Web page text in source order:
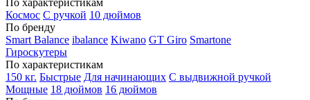
По характеристикам
Космос С ручкой 10 дюймов
По бренду
Smart Balance ibalance Kiwano GT Giro Smartone
Гироскутеры
По характеристикам
150 кг. Быстрые Для начинающих С выдвижной ручкой
Мощные 18 дюймов 16 дюймов